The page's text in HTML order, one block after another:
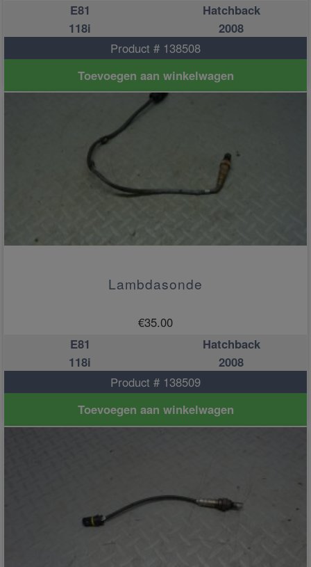
E81
Hatchback
118i
2008
Product # 138508
Toevoegen aan winkelwagen
Lambdasonde
€35.00
E81
Hatchback
118i
2008
Product # 138509
Toevoegen aan winkelwagen